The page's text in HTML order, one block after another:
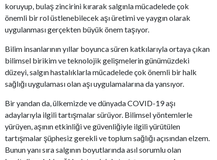
koruyup, bulaş zincirini kırarak salgınla mücadelede çok
önemli bir rol üstlenebilecek aşı üretimi ve yaygın olarak
uygulanması gerçekten büyük önem taşıyor.
Bilim insanlarının yıllar boyunca süren katkılarıyla ortaya çıkan
bilimsel birikim ve teknolojik gelişmelerin günümüzdeki
düzeyi, salgın hastalıklarla mücadelede çok önemli bir halk
sağlığı uygulaması olan aşı uygulamalarına da yansıyor.
Bir yandan da, ülkemizde ve dünyada COVID-19 aşı
adaylarıyla ilgili tartışmalar sürüyor. Bilimsel yöntemlerle
yürüyen, aşının etkinliği ve güvenliğiyle ilgili yürütülen
tartışmalar şüphesiz gerekli ve toplum sağlığı açısından elzem.
Bunun yanı sıra salgının boyutlarında asıl sorumlu olan